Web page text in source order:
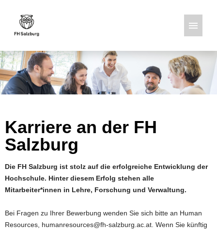
Deutsch Englisch
Stellenangebote
Karriere an der FH
Salzburg
Die FH Salzburg ist stolz auf die erfolgreiche Entwicklung der
Hochschule. Hinter diesem Erfolg stehen alle
Mitarbeiter*innen in Lehre, Forschung und Verwaltung.
Bei Fragen zu Ihrer Bewerbung wenden Sie sich bitte an Human
Resources, humanresources@fh-salzburg.ac.at. Wenn Sie künftig